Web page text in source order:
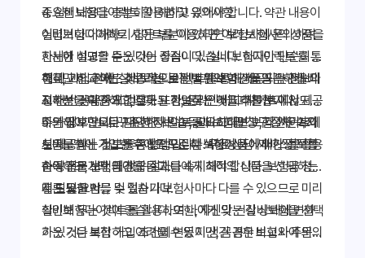
중요한 내용을 충분히 이해하고 있어야 합니다. 약관 내용이
어렵거나 이해하기 힘든 부분이 있다면 보험사에 문의하여
자세한 설명을 듣는 것이 좋습니다. '실비보험다이렉트'를 통
해 비교한 후에도 최종적으로 선택한 보험 상품의 약관을 다
시 한번 꼼꼼하게 검토하고 가입하는 것을 추천합니다.
4. 실비보험다이렉트 활용법 및 유의사항
실비보험다이렉트 사이트를 이용하면 여러 보험사의 상품을
한눈에 비교할 수 있다는 장점이 있습니다. 하지만 단순히 보
험료만 비교하는 것보다는 보장 범위와 약관을 꼼꼼하게 비
교하는 것이 중요합니다. 또한, 온라인 비교 사이트에서 제공
하는 정보만으로 판단하지 말고, 필요하다면 보험 전문가의
도움을 받는 것도 좋은 방법입니다. 무료 상담 서비스를 활용
하여 전문가의 의견을 듣고 나에게 최적의 상품을 선택하는
데 도움을 받을 수 있습니다.
특히, 가입 전에 '실비보험다이렉트'를 통해 제공되는 정보의
정확성을 확인하고, 잘못된 정보로 인해 피해를 보지 않도록
주의해야 합니다. 다양한 사이트를 비교해보고, 각 사이트에
서 제공하는 정보를 종합적으로 분석하여 나에게 가장 적합
한 상품을 선택해야 합니다.
5. 가입 후 관리: 꾸준한 정보 습득과 보험금 청구 절차 숙지
실비보험에 가입한 후에도 꾸준히 보험 상품에 대한 정보를
습득하고, 보험금 청구 절차를 숙지해야 합니다. 보험금 청구
시 필요한 서류 및 절차가 보험사마다 다를 수 있으므로 미리
확인해 두는 것이 좋습니다. 또한, 자신의 건강 상태에 변화
가 있거나 보험 가입 조건에 변동이 생긴 경우 보험사에 문의
결론 및 요약
실비보험다이렉트를 활용하여 나에게 맞는 실비보험을 선택
하는 것은 복잡하고 어려울 수 있지만, 꼼꼼한 비교와 주의